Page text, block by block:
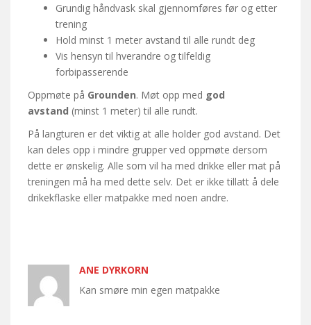
Grundig håndvask skal gjennomføres før og etter
trening
Hold minst 1 meter avstand til alle rundt deg
Vis hensyn til hverandre og tilfeldig
forbipasserende
Oppmøte på Grounden. Møt opp med god
avstand (minst 1 meter) til alle rundt.
På langturen er det viktig at alle holder god avstand. Det
kan deles opp i mindre grupper ved oppmøte dersom
dette er ønskelig. Alle som vil ha med drikke eller mat på
treningen må ha med dette selv. Det er ikke tillatt å dele
drikekflaske eller matpakke med noen andre.
ANE DYRKORN
Kan smøre min egen matpakke